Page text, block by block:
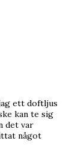
ett doftljus
kan te sig
det var
något